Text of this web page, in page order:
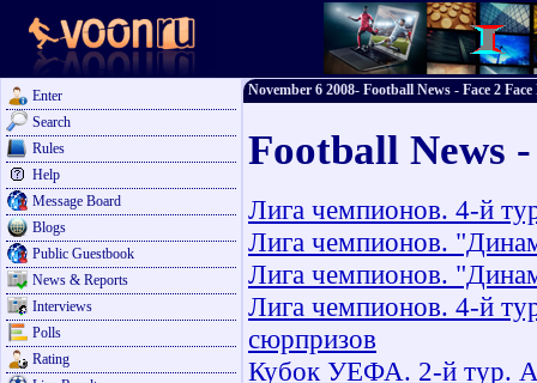
Enter
Search
Rules
Help
Message Board
Blogs
Public Guestbook
News & Reports
Interviews
Polls
Rating
November 6 2008- Football News - Face 2
Football News
Лига чемпионов. 4-й
Лига чемпионов.
Лига чемпионов.
Лига чемпионов. 4-й
сюрпризов
Кубок УЕФА. 2-й тур.